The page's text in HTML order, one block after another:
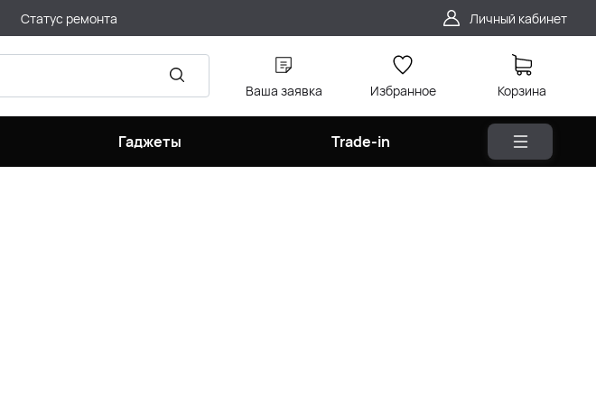
Статус ремонта Личный кабинет
Ваша заявка Избранное Корзина
Гаджеты Trade-in